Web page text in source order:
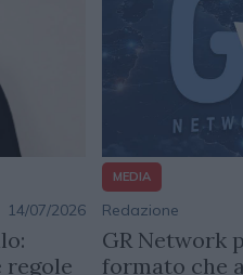
14/07/2026
regole
MEDIA
Redazione
GR Network
formato che